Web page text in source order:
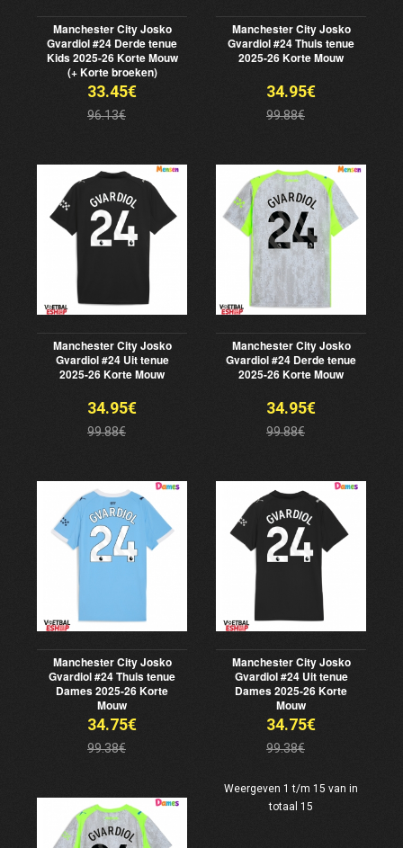
Manchester City Josko
Gvardiol #24 Derde tenue
Kids 2025-26 Korte Mouw
(+ Korte broeken)
33.45€
96.13€
Manchester City Josko
Gvardiol #24 Thuis tenue
2025-26 Korte Mouw
34.95€
99.88€
Manchester City Josko
Gvardiol #24 Uit tenue
2025-26 Korte Mouw
34.95€
99.88€
Manchester City Josko
Gvardiol #24 Derde tenue
2025-26 Korte Mouw
34.95€
99.88€
Manchester City Josko
Gvardiol #24 Thuis tenue
Dames 2025-26 Korte
Mouw
34.75€
99.38€
Manchester City Josko
Gvardiol #24 Uit tenue
Dames 2025-26 Korte
Mouw
34.75€
99.38€
Weergeven 1 t/m 15 van in
totaal 15